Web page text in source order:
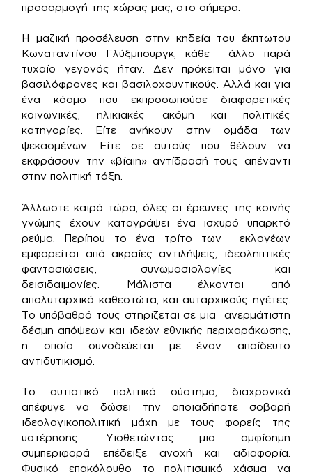
προσαρμογή της χώρας μας, στο σήμερα.
Η μαζική προσέλευση στην κηδεία του έκπτωτου
Κωναταντίνου Γλύξμπουργκ, κάθε άλλο παρά
τυχαίο γεγονός ήταν. Δεν πρόκειται μόνο για
βασιλόφρονες και βασιλοχουντικούς. Αλλά και για
ένα κόσμο που εκπροσωπούσε διαφορετικές
κοινωνικές, ηλικιακές ακόμη και πολιτικές
κατηγορίες. Είτε ανήκουν στην ομάδα των
ψεκασμένων. Είτε σε αυτούς που θέλουν να
εκφράσουν την «βίαιη» αντίδρασή τους απέναντι
στην πολιτική τάξη.
Άλλωστε καιρό τώρα, όλες οι έρευνες της κοινής
γνώμης έχουν καταγράψει ένα ισχυρό υπαρκτό
ρεύμα. Περίπου το ένα τρίτο των εκλογέων
εμφορείται από ακραίες αντιλήψεις, ιδεοληπτικές
φαντασιώσεις, συνωμοσιολογίες και
δεισιδαιμονίες. Μάλιστα έλκονται από
απολυταρχικά καθεστώτα, και αυταρχικούς ηγέτες.
Το υπόβαθρό τους στηρίζεται σε μια ανερμάτιστη
δέσμη απόψεων και ιδεών εθνικής περιχαράκωσης,
η οποία συνοδεύεται με έναν απαίδευτο
αντιδυτικισμό.
Το αυτιστικό πολιτικό σύστημα, διαχρονικά
απέφυγε να δώσει την οποιαδήποτε σοβαρή
ιδεολογικοπολιτική μάχη με τους φορείς της
υστέρησης. Υιοθετώντας μια αμφίσημη
συμπεριφορά επέδειξε ανοχή και αδιαφορία.
Φυσικό επακόλουθο το πολιτισμικό χάσμα να